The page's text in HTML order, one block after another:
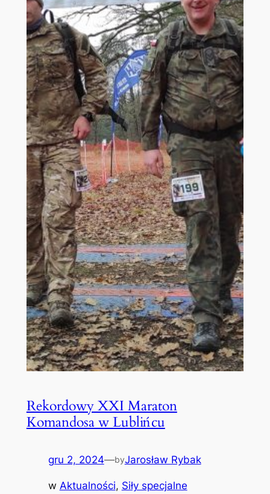
Rekordowy XXI Maraton
Komandosa w Lublińcu
gru 2, 2024—byJarosław Rybak
w Aktualności, Siły specjalne